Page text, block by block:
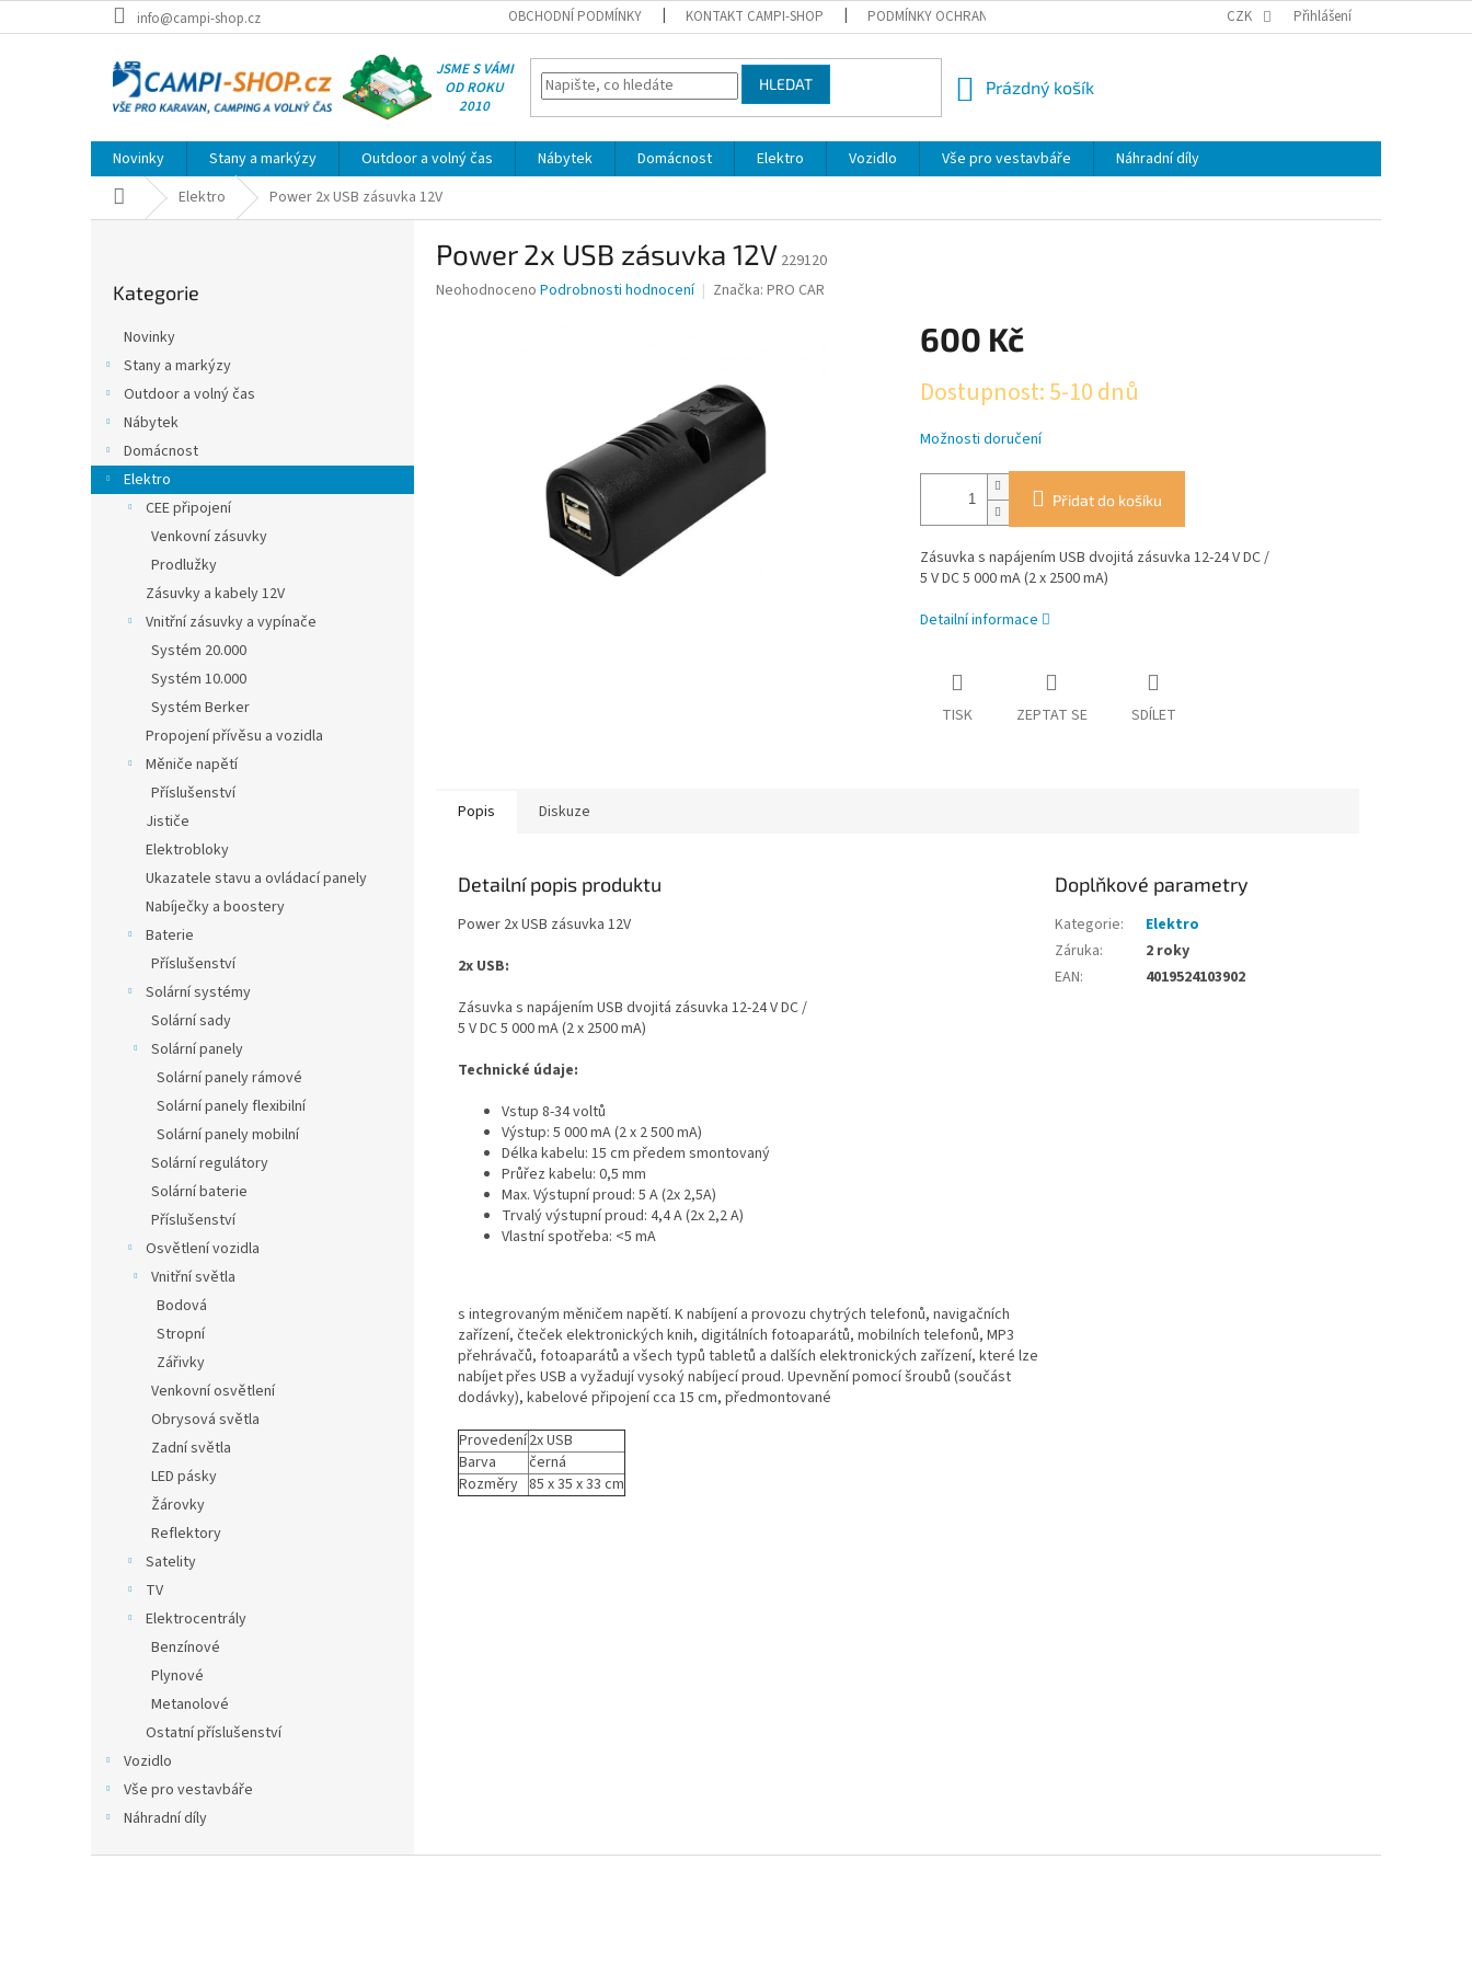
na
info@campi-shop.cz OBCHODNÍ PODMÍNKY KONTAKT CAMPI-SHOP PODMÍNKY OCHRANY OSOBNÍCH ÚDAJŮ REKLAMACE
CZK Přihlášení
JSME S VÁMI
OD ROKU
2010
HLEDAT
NÁKUPNÍ
Prázdný košík
Novinky Stany a markýzy Outdoor a volný čas Nábytek Domácnost Elektro Vozidlo Vše pro vestavbáře
Náhradní díly
Domů Elektro Power 2x USB zásuvka 12V
a
n
kategorie
Kategorie
Novinky
Stany a markýzy
Outdoor a volný čas
Nábytek
Domácnost
Elektro
CEE připojení
Venkovní zásuvky
Prodlužky
Zásuvky a kabely 12V
Vnitřní zásuvky a vypínače
Systém 20.000
Systém 10.000
Systém Berker
Propojení přívěsu a vozidla
Měniče napětí
Příslušenství
Jističe
Elektrobloky
Ukazatele stavu a ovládací panely
Nabíječky a boostery
Baterie
Příslušenství
Solární systémy
Solární sady
Solární panely
Solární panely rámové
Solární panely flexibilní
Solární panely mobilní
Solární regulátory
Solární baterie
Příslušenství
Osvětlení vozidla
Vnitřní světla
Bodová
Stropní
Zářivky
Venkovní osvětlení
Obrysová světla
Zadní světla
LED pásky
Žárovky
Reflektory
Satelity
TV
Elektrocentrály
Benzínové
Plynové
Metanolové
Ostatní příslušenství
Vozidlo
Vše pro vestavbáře
Náhradní díly
Power 2x USB zásuvka 12V 229120
Průměrné
Neohodnoceno Podrobnosti hodnocení Značka: PRO CAR
600 Kč
cena:
Dostupnost: 5-10 dnů
Možnosti doručení
Přidat do košíku
Zásuvka s napájením USB dvojitá zásuvka 12-24 V DC /
5 V DC 5 000 mA (2 x 2500 mA)
Detailní informace
TISK ZEPTAT SE SDÍLET
Popis Diskuze
Detailní popis produktu
Power 2x USB zásuvka 12V
2x USB:
Zásuvka s napájením USB dvojitá zásuvka 12-24 V DC /
5 V DC 5 000 mA (2 x 2500 mA)
Technické údaje:
Vstup 8-34 voltů
Výstup: 5 000 mA (2 x 2 500 mA)
Délka kabelu: 15 cm předem smontovaný
Průřez kabelu: 0,5 mm
Max. Výstupní proud: 5 A (2x 2,5A)
Trvalý výstupní proud: 4,4 A (2x 2,2 A)
Vlastní spotřeba: <5 mA
s integrovaným měničem napětí. K nabíjení a provozu chytrých telefonů, navigačních
zařízení, čteček elektronických knih, digitálních fotoaparátů, mobilních telefonů, MP3
přehrávačů, fotoaparátů a všech typů tabletů a dalších elektronických zařízení, které lze
nabíjet přes USB a vyžadují vysoký nabíjecí proud. Upevnění pomocí šroubů (součást
dodávky), kabelové připojení cca 15 cm, předmontované
Provedení2x USB
Barva
černá
Rozměry 85 x 35 x 33 cm
Doplňkové parametry
Kategorie:
Elektro
Záruka:
2 roky
EAN: 4019524103902